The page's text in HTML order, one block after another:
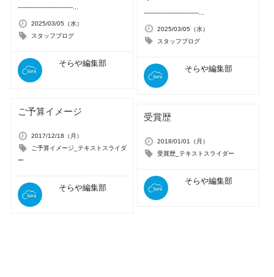
------------------------------...
2025/03/05（水）
スタッフブログ
そらや編集部
------------------------------...
2025/03/05（水）
スタッフブログ
そらや編集部
ご予算イメージ
2017/12/18（月）
ご予算イメージ_テキストスライダ
ー
そらや編集部
受賞歴
2018/01/01（月）
受賞歴_テキストスライダー
そらや編集部